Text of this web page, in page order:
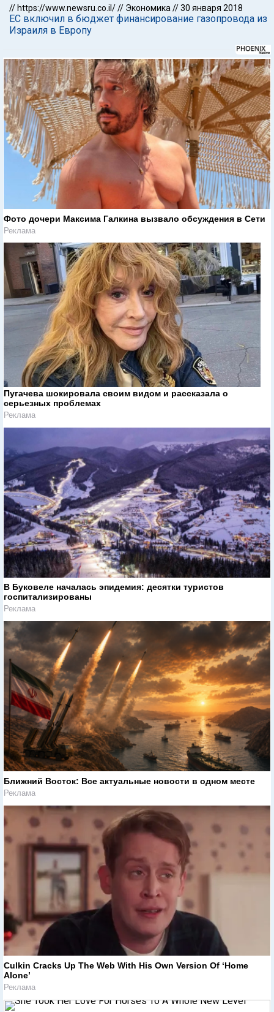
// https://www.newsru.co.il/// Экономика //30 января 2018
ЕС включил в бюджет финансирование газопровода из
Израиля в Европу
Фото дочери Максима Галкина вызвало обсуждения в Сети
Реклама
Пугачева шокировала своим видом и рассказала о
серьезных проблемах
Реклама
В Буковеле началась эпидемия: десятки туристов
госпитализированы
Реклама
Ближний Восток: Все актуальные новости в одном месте
Реклама
Culkin Cracks Up The Web With His Own Version Of ‘Home
Alone’
Реклама